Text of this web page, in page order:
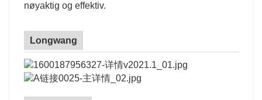
nøyaktig og effektiv.
Longwang